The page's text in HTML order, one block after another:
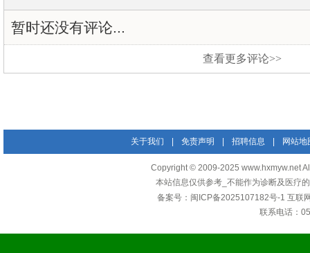
暂时还没有评论...
查看更多评论>>
关于我们 免责声明 招聘信息 网站地
Copyright © 2009-2025 www.hxmyw.net
本站信息仅供参考_不能作为诊断及医疗
备案号： 闽ICP备2025107182号-1 互联
联系电话：